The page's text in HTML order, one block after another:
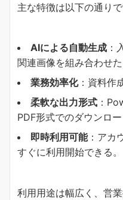
主な特徴は以下の通りで
AIによる自動生成 ：
関連画像を組み合わせた
業務効率化：資料作
柔軟な出力形式 ：
PDF形式でのダウンロー
即時利用可能：アカ
すぐに利用開始できる。
利用用途は幅広く、営